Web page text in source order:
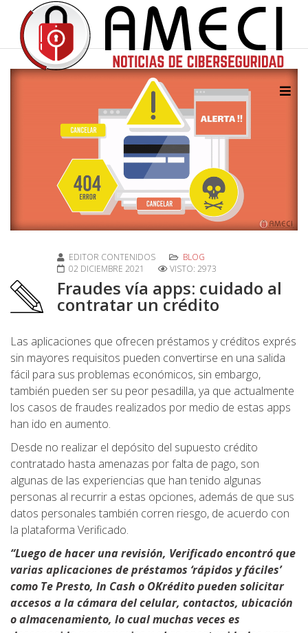
EDITOR CONTENIDOS
BLOG
02 DICIEMBRE 2021
VISTO: 2973
Fraudes vía apps: cuidado al
contratar un crédito
Las aplicaciones que ofrecen préstamos y créditos exprés
sin mayores requisitos pueden convertirse en una salida
fácil para sus problemas económicos, sin embargo,
también pueden ser su peor pesadilla, ya que actualmente
los casos de fraudes realizados por medio de estas apps
han ido en aumento.
Desde no realizar el depósito del supuesto crédito
contratado hasta amenazas por falta de pago, son
algunas de las experiencias que han tenido algunas
personas al recurrir a estas opciones, además de que sus
datos personales también corren riesgo, de acuerdo con
la plataforma Verificado.
“Luego de hacer una revisión, Verificado encontró que
varias aplicaciones de préstamos ‘rápidos y fáciles’
como Te Presto, In Cash o OKrédito pueden solicitar
accesos a la cámara del celular, contactos, ubicación
o almacenamiento, lo cual muchas veces es